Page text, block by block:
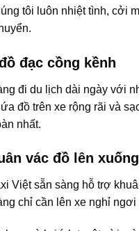
tôi luôn nhiệt tình, cởi
đạc cồng kềnh
đi du lịch dài ngày với
đồ trên xe rộng rãi và
nhất.
vác đồ lên
Việt sẵn sàng hỗ trợ
chỉ cần lên xe nghỉ